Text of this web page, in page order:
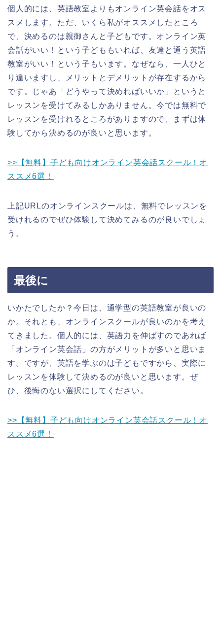
個人的には、英語教室よりもオンライン英会話をオス
スメします。ただ、いくら私がオススメしたところ
で、決めるのは親御さんと子どもです。オンライン英
会話がいい！という子どももいれば、友達と通う英語
教室がいい！という子もいます。なぜなら、一人ひと
り違いますし、メリットとデメリットが存在するから
です。じゃあ「どうやって決めればいいか」というと
レッスンを受けてみるしかありません。今では無料で
レッスンを受けれるところがありますので、まずは体
験してから決めるのが良いと思います。
>>【無料】子ども向けオンライン英会話スクール！オ
ススメ6選！
上記URLのオンラインスクールは、無料でレッスンを
受けれるのでぜひ体験して決めてみるのが良いでしょ
う。
最後に
いかたでしたか？今日は、通学型の英語教室が良いの
か。それとも、オンラインスクールが良いのかを考え
てきました。個人的には、英語力を伸ばすのであれば
「オンライン英会話」の方がメリットが多いと思いま
す。ですが、英語を学ぶのは子どもですから、実際に
レッスンを体験して決めるのが良いと思います。ぜ
ひ、後悔のない選択にしてください。
>>【無料】子ども向けオンライン英会話スクール！オ
ススメ6選！